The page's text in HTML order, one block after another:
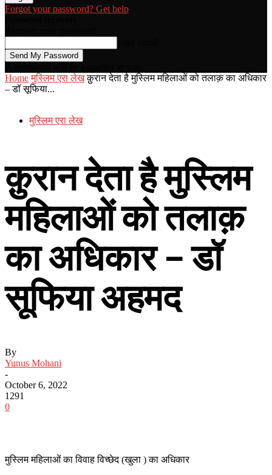
Forgot your password? Get help
Home मुस्लिम एरा लेख क़ुरान देता है मुस्लिम महिलाओं को तलाक़ का अधिकार
– डॉ सूफिया...
मुस्लिम एरा लेख
क़ुरान देता है मुस्लिम
महिलाओं को तलाक़
का अधिकार – डॉ
सूफिया अहमद
By
Yunus Mohani
-
October 6, 2022
1291
0
मुस्लिम महिलाओं का विवाह विच्छेद (खुला ) का अधिकार